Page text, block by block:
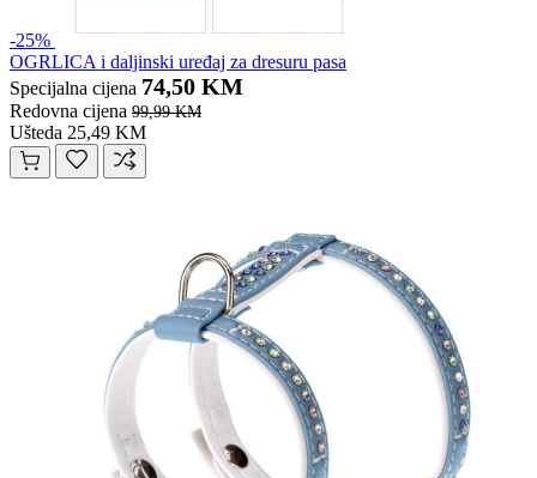
-25%
OGRLICA i daljinski uređaj za dresuru pasa
Specijalna cijena 74,50 KM
Redovna cijena 99,99 KM
Ušteda 25,49 KM